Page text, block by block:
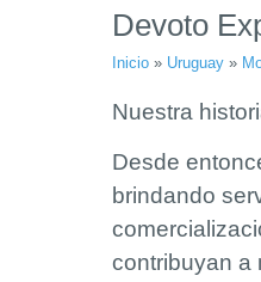
Devoto
Inicio » Uruguay »
Nuestra
Desde
brindando
contribuyan a